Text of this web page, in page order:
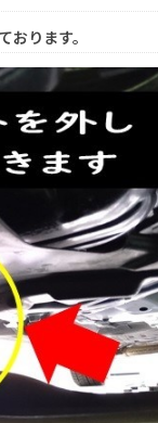
ります。